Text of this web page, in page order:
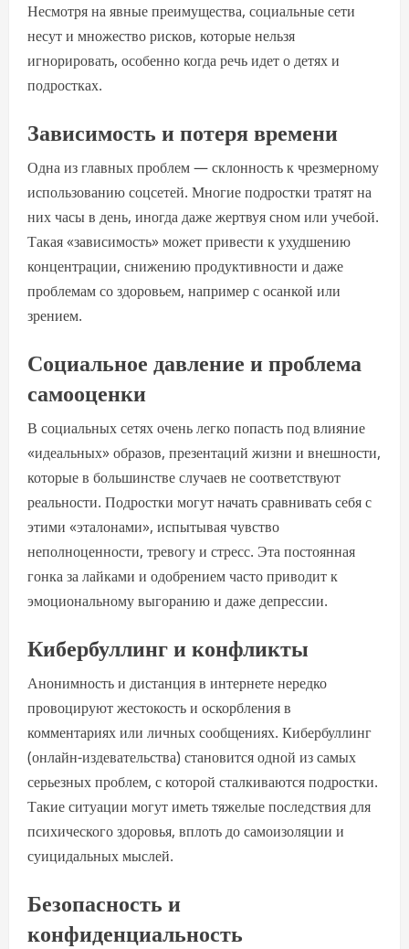
Несмотря на явные преимущества, социальные сети
несут и множество рисков, которые нельзя
игнорировать, особенно когда речь идет о детях и
подростках.
Зависимость и потеря времени
Одна из главных проблем — склонность к чрезмерному
использованию соцсетей. Многие подростки тратят на
них часы в день, иногда даже жертвуя сном или учебой.
Такая «зависимость» может привести к ухудшению
концентрации, снижению продуктивности и даже
проблемам со здоровьем, например с осанкой или
зрением.
Социальное давление и проблема
самооценки
В социальных сетях очень легко попасть под влияние
«идеальных» образов, презентаций жизни и внешности,
которые в большинстве случаев не соответствуют
реальности. Подростки могут начать сравнивать себя с
этими «эталонами», испытывая чувство
неполноценности, тревогу и стресс. Эта постоянная
гонка за лайками и одобрением часто приводит к
эмоциональному выгоранию и даже депрессии.
Кибербуллинг и конфликты
Анонимность и дистанция в интернете нередко
провоцируют жестокость и оскорбления в
комментариях или личных сообщениях. Кибербуллинг
(онлайн-издевательства) становится одной из самых
серьезных проблем, с которой сталкиваются подростки.
Такие ситуации могут иметь тяжелые последствия для
психического здоровья, вплоть до самоизоляции и
суицидальных мыслей.
Безопасность и
конфиденциальность